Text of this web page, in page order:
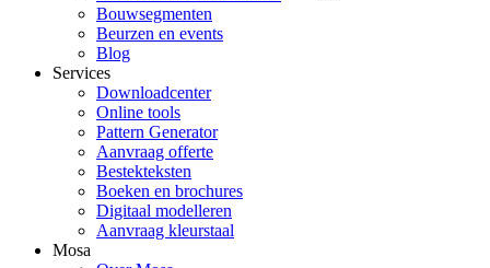
Bouwsegmenten
Beurzen en events
Blog
Services
Downloadcenter
Online tools
Pattern Generator
Aanvraag offerte
Bestekteksten
Boeken en brochures
Digitaal modelleren
Aanvraag kleurstaal
Mosa